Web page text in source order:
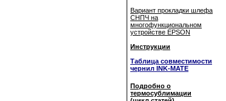
Вариант прокладки шлефа
СНПЧ на
многофункциональном
устройстве EPSON
Инструкции
Таблица совместимости
чернил INK-MATE
Подробно о
термосублимации